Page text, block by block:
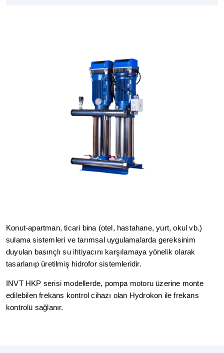
Konut-apartman, ticari bina (otel, hastahane, yurt, okul vb.)
sulama sistemleri ve tarımsal uygulamalarda gereksinim
duyulan basınçlı su ihtiyacını karşılamaya yönelik olarak
tasarlanıp üretilmiş hidrofor sistemleridir.
INVT HKP serisi modellerde, pompa motoru üzerine monte
edilebilen frekans kontrol cihazı olan Hydrokon ile frekans
kontrolü sağlanır.